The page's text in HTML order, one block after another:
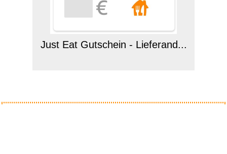
Just Eat Gutschein - Lieferand...